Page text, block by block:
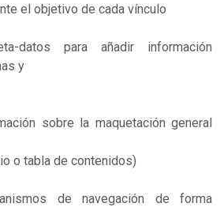
el objetivo de cada vínculo
datos para añadir información
y
sobre la maquetación general
o tabla de contenidos)
de navegación de forma